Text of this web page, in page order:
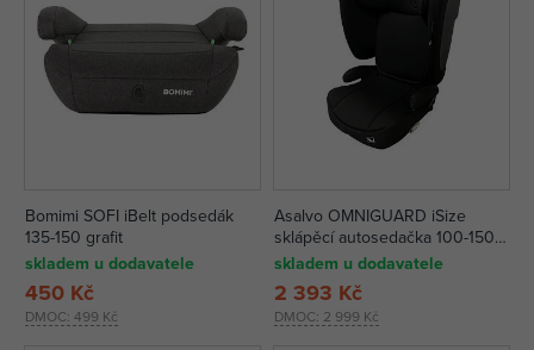
Bomimi SOFI iBelt podsedák
135-150 grafit
skladem u dodavatele
DMOC: 499 Kč
450 Kč
Asalvo OMNIGUARD iSize
sklápěcí autosedačka 100-150,
černá
skladem u dodavatele
DMOC: 2 999 Kč
2 393 Kč